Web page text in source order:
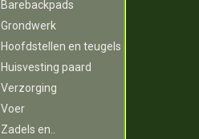
Barebackpads
Grondwerk
Hoofdstellen en teugels
Huisvesting paard
Verzorging
Voer
Zadels en..